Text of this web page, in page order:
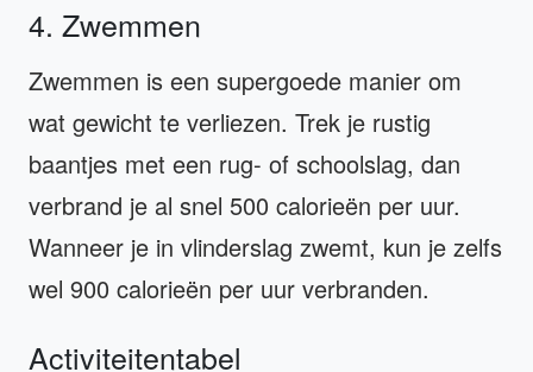
4. Zwemmen
Zwemmen is een supergoede manier om
wat gewicht te verliezen. Trek je rustig
baantjes met een rug- of schoolslag, dan
verbrand je al snel 500 calorieën per uur.
Wanneer je in vlinderslag zwemt, kun je zelfs
wel 900 calorieën per uur verbranden.
Activiteitentabel